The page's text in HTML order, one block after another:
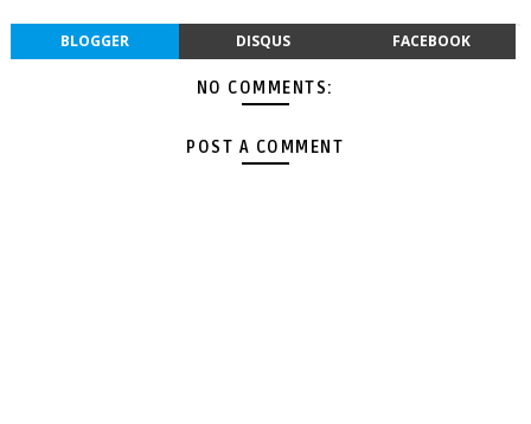
BLOGGER DISQUS FACEBOOK
NO COMMENTS:
POST A COMMENT